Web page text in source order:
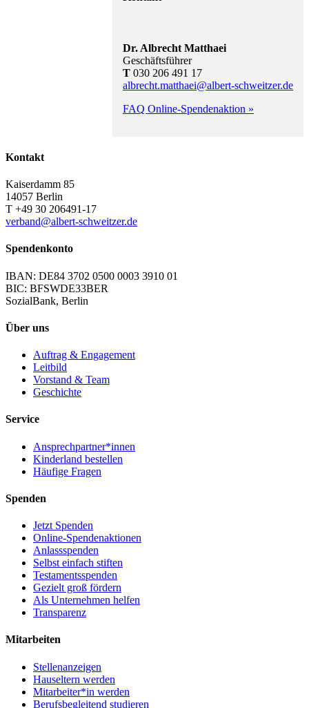
Dr. Albrecht Matthaei
Geschäftsführer
T 030 206 491 17
albrecht.matthaei@albert-schweitzer.de
FAQ Online-Spendenaktion »
Kontakt
Kaiserdamm 85
14057 Berlin
T +49 30 206491-17
verband@albert-schweitzer.de
Spendenkonto
IBAN: DE84 3702 0500 0003 3910 01
BIC: BFSWDE33BER
SozialBank, Berlin
Über uns
Auftrag & Engagement
Leitbild
Vorstand & Team
Geschichte
Service
Ansprechpartner*innen
Kinderland bestellen
Häufige Fragen
Spenden
Jetzt Spenden
Online-Spendenaktionen
Anlassspenden
Selbst einfach stiften
Testamentsspenden
Gezielt groß fördern
Als Unternehmen helfen
Transparenz
Mitarbeiten
Stellenanzeigen
Hauseltern werden
Mitarbeiter*in werden
Berufsbegleitend studieren